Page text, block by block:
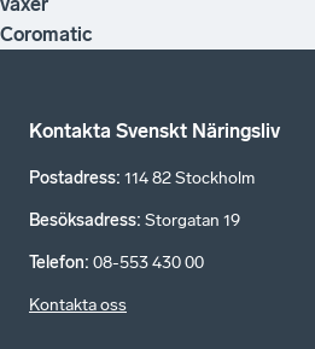
Coromatic
Kontakta Svenskt Näringsliv
Postadress: 114 82 Stockholm
Besöksadress: Storgatan 19
Telefon: 08-553 430 00
Kontakta oss